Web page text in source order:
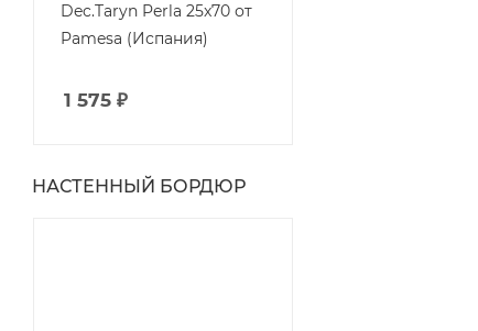
Dec.Taryn Perla 25x70 от
Pamesa (Испания)
1 575 ₽
НАСТЕННЫЙ БОРДЮР